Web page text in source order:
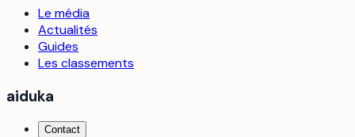
Le média
Actualités
Guides
Les classements
aiduka
Contact